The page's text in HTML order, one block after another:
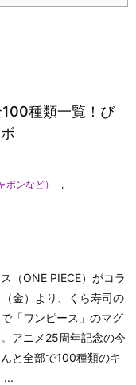
種類一覧！び
ンなど）
,
（ONE PIECE）がコラ
金）より、くら寿司の
「ワンピース」のマグ
アニメ25周年記念の今
と全部で100種類のキ
...